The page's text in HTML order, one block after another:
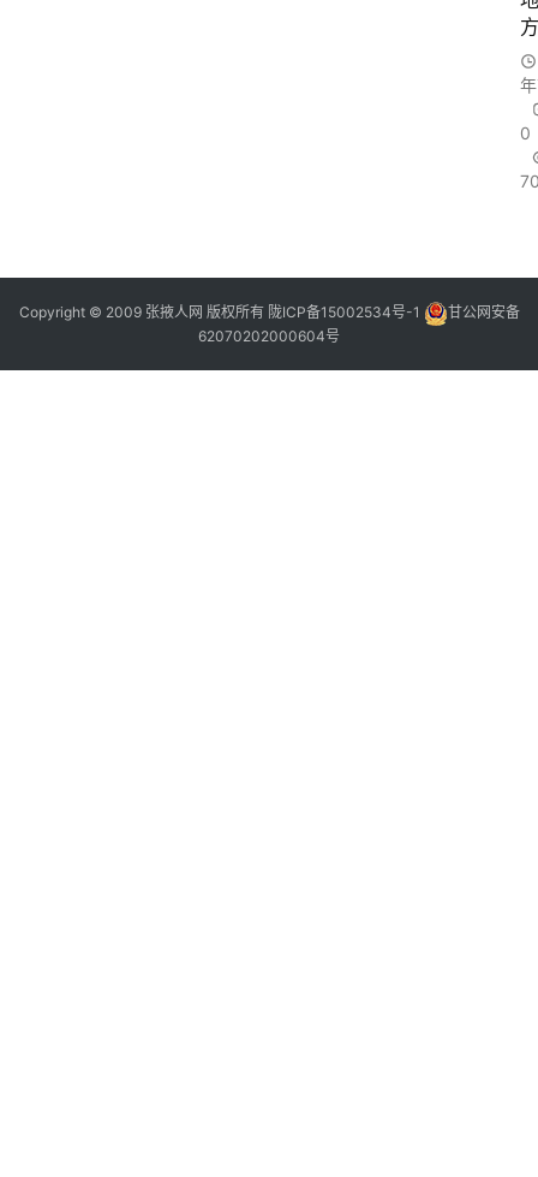
方
0
Copyright © 2009 张掖人网 版权所有 陇ICP备15002534号-1
甘公网安备
62070202000604号